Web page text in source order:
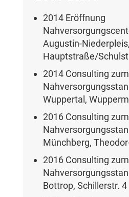
2014 Eröffnung
Augustin-Niederpleis,
Hauptstraße/
2014 Consulting
Wuppertal,
2016 Consulting
Münchberg,
2016 Consulting
Bottrop, Schillerstr. 4